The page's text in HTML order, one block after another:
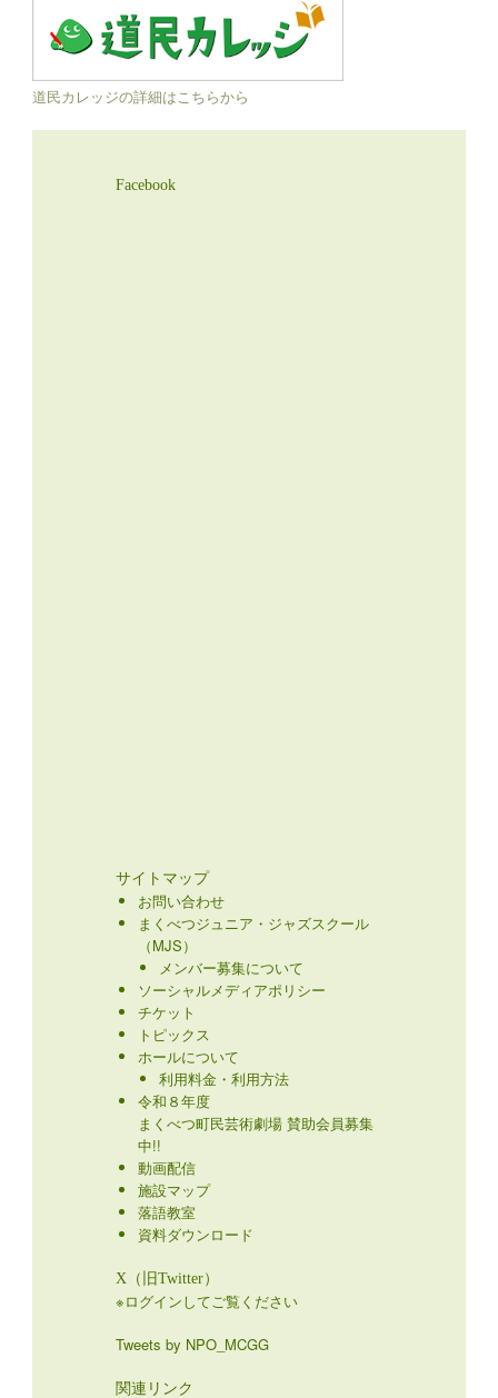
道民カレッジの詳細はこちらから
Facebook
サイトマップ
お問い合わせ
まくべつジュニア・ジャズスクール
（MJS）
メンバー募集について
ソーシャルメディアポリシー
チケット
トピックス
ホールについて
利用料金・利用方法
令和８年度
まくべつ町民芸術劇場 賛助会員募集
中!!
動画配信
施設マップ
落語教室
資料ダウンロード
X（旧Twitter）
※ログインしてご覧ください
Tweets by NPO_MCGG
関連リンク